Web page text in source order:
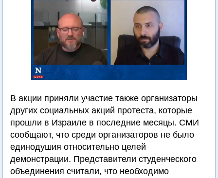
В акции приняли участие также организаторы
других социальных акций протеста, которые
прошли в Израиле в последние месяцы. СМИ
сообщают, что среди организаторов не было
единодушия относительно целей
демонстрации. Представители студенческого
объединения считали, что необходимо